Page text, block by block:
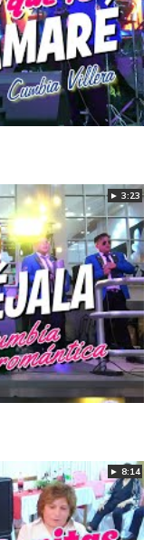
► 3:23
► 8:14